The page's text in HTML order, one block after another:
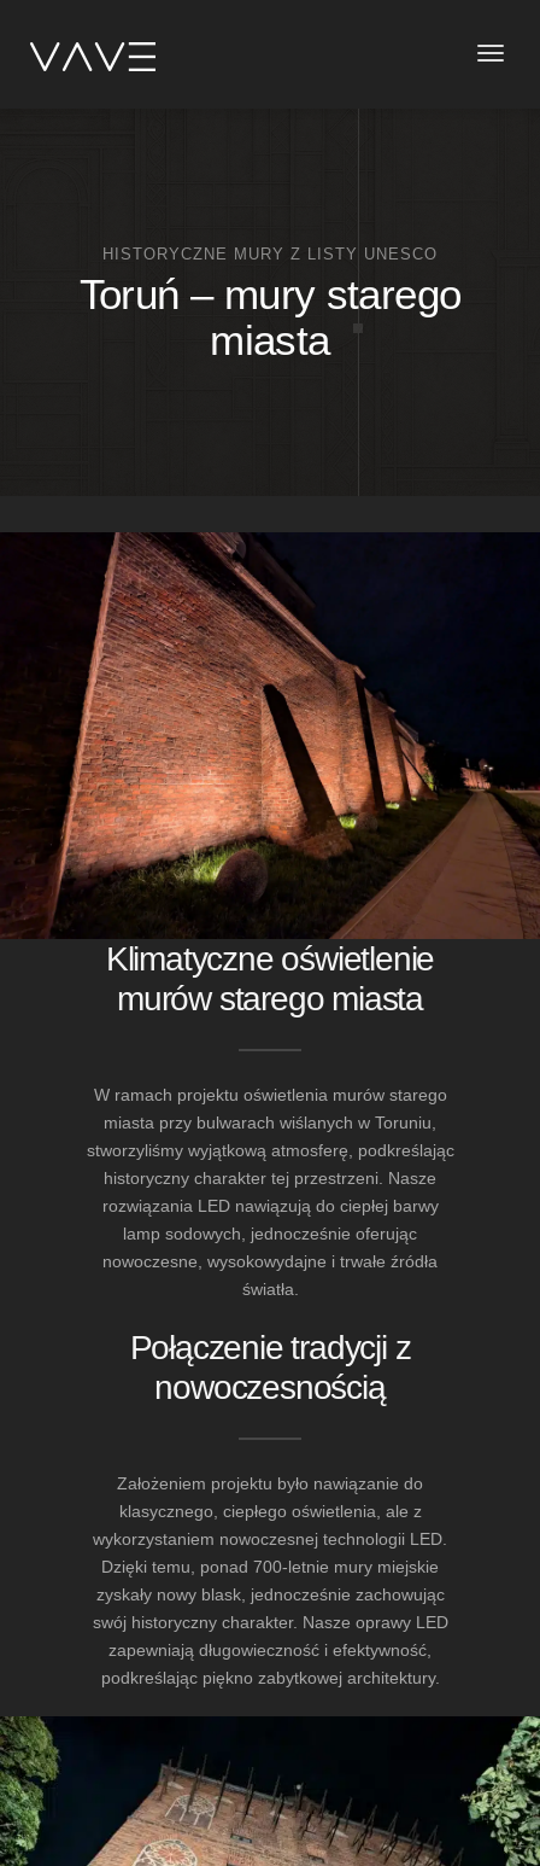
Toggle
HISTORYCZNE MURY Z LISTY UNESCO
Toruń – mury starego
miasta
Klimatyczne oświetlenie
murów starego miasta
W ramach projektu oświetlenia murów starego
miasta przy bulwarach wiślanych w Toruniu,
stworzyliśmy wyjątkową atmosferę, podkreślając
historyczny charakter tej przestrzeni. Nasze
rozwiązania LED nawiązują do ciepłej barwy
lamp sodowych, jednocześnie oferując
nowoczesne, wysokowydajne i trwałe źródła
światła.
Połączenie tradycji z
nowoczesnością
Założeniem projektu było nawiązanie do
klasycznego, ciepłego oświetlenia, ale z
wykorzystaniem nowoczesnej technologii LED.
Dzięki temu, ponad 700-letnie mury miejskie
zyskały nowy blask, jednocześnie zachowując
swój historyczny charakter. Nasze oprawy LED
zapewniają długowieczność i efektywność,
podkreślając piękno zabytkowej architektury.